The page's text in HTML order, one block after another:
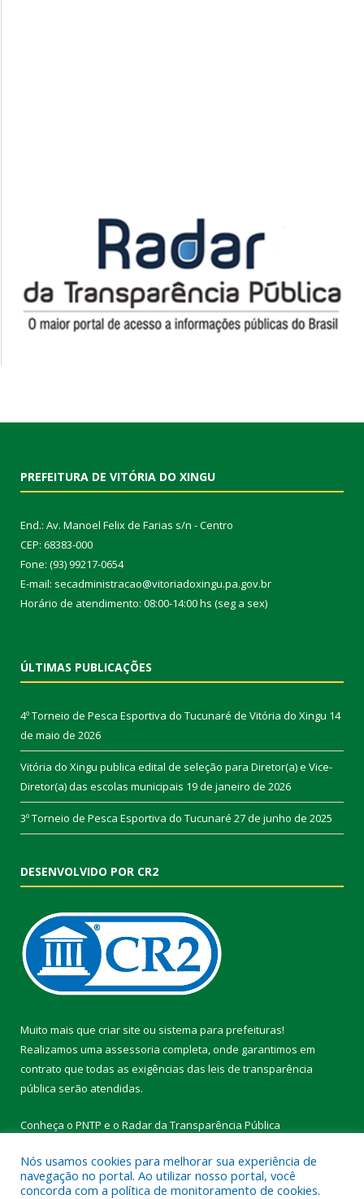
PREFEITURA DE VITÓRIA DO XINGU
End.: Av. Manoel Felix de Farias s/n - Centro
CEP: 68383-000
Fone: (93) 99217-0654
E-mail: secadministracao@vitoriadoxingu.pa.gov.br
Horário de atendimento: 08:00-14:00 hs (seg a sex)
ÚLTIMAS PUBLICAÇÕES
4º Torneio de Pesca Esportiva do Tucunaré de Vitória do Xingu 14
de maio de 2026
Vitória do Xingu publica edital de seleção para Diretor(a) e Vice-
Diretor(a) das escolas municipais 19 de janeiro de 2026
3º Torneio de Pesca Esportiva do Tucunaré 27 de junho de 2025
DESENVOLVIDO POR CR2
Muito mais que criar site ou sistema para prefeituras!
Realizamos uma assessoria completa, onde garantimos em
contrato que todas as exigências das leis de transparência
pública serão atendidas.
Conheça o PNTP e o Radar da Transparência Pública
Nós usamos cookies para melhorar sua experiência de
navegação no portal. Ao utilizar nosso portal, você
concorda com a política de monitoramento de cookies.